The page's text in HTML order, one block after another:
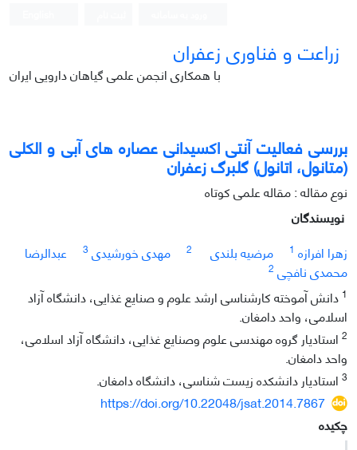
زراعت و فناوری زعفران
با همکاری انجمن علمی گیاهان دارویی ایران
بررسی فعالیت آنتی اکسیدانی عصاره های آبی و الکلی
(متانول، اتانول) گلبرگ زعفران
نوع مقاله : مقاله علمی کوتاه
نویسندگان
زهرا افرازه 1 مرضیه بلندی 2 مهدی خورشیدی 3
عبدالرضا
محمدی نافچی 2
1 دانش آموخته کارشناسی ارشد علوم و صنایع غذایی، دانشگاه آزاد
اسلامی، واحد دامغان.
2 استادیار گروه مهندسی علوم وصنایع غذایی، دانشگاه آزاد اسلامی،
واحد دامغان.
3 استادیار دانشکده زیست شناسی، دانشگاه دامغان.
https://doi.org/10.22048/jsat.2014.7867
چکیده